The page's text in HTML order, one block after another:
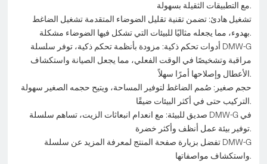
مع التطبيقات الثقيلة بسهولة.
تشغيل هادئ: تضمن تقنية تقليل الضوضاء المتقدمة تشغيل الضاغط
بهدوء، مما يجعله مثاليًا للبيئات التي تشكل فيها الضوضاء مشكلة.
أدوات تحكم ذكية: مزودة بأنظمة تحكم ذكية، توفر سلسلة DMW-G
مراقبة وتشخيصًا في الوقت الفعلي، مما يجعل الصيانة واستكشاف
الأعطال وإصلاحها أمرًا سهلاً.
حجم صغير: صُمم الضاغط لتوفير المساحة، ويتيح حجمه الصغير سهولة
التركيب حتى في أكثر البيئات ضيقًا.
صديق للبيئة: مع انعدام انبعاثات الزيت، تساهم سلسلة DMW-G في
توفير بيئة عمل أنظف وأكثر خضرة.
تفضل بزيارة صفحة المنتج لمعرفة المزيد عن سلسلة DMW-G
واستكشاف مواصفاتها.